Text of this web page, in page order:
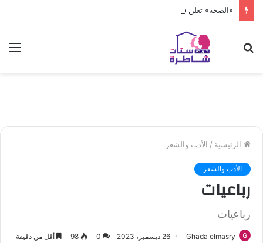
«الصحة» تعلن فحص أكثر من 10 ملايين طفل
الرئيسية / الأدب والشعر
الأدب والشعر
رباعيات
رباعيات
Ghada elmasry 26 ديسمبر، 2023 0
98 أقل من دقيقة